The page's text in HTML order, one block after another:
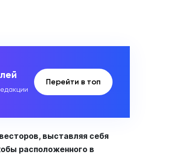
Перейти в топ
выставляя себя
расположенного в